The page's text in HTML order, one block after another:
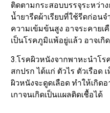
ติดตามกระสอบบรรจุระหว่า
น้ำยารีดผ้าเรียบที่ใช้รีดก่อน
ความเข้มข้นสูง อาจระคายเ
เป็นโรคภูมิแพ้อยู่แล้ว อาจเ
3.โรคผิวหนังจากพาหะนำโ
สกปรก ได้แก่ ตัวไร ตัวเรือด
ผิวหนังจะดูดเลือด ทำให้เกิด
เกาจนเกิดเป็นแผลติดเชื้อได้